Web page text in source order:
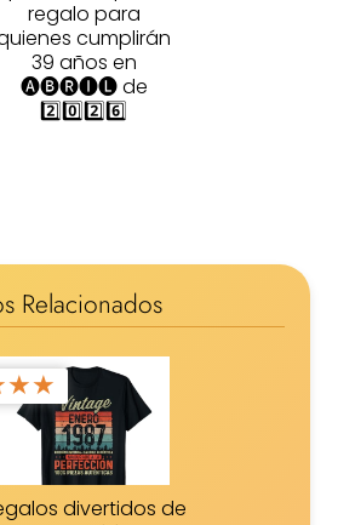
regalo para
cumplirán
39 años en
🅐🅑🅡🅘🅛 de
2️⃣0️⃣2️⃣6️⃣
Relacionados
★★
divertidos de